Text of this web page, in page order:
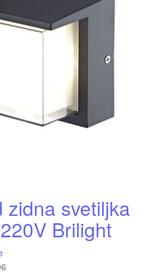
zidna svetiljka
Brilight